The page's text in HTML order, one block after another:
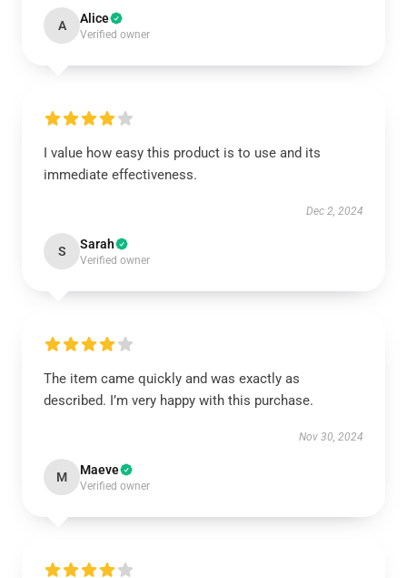
A Alice
Verified owner
I value how easy this product is to use and its
immediate effectiveness.
Dec 2, 2024
S Sarah
Verified owner
The item came quickly and was exactly as
described. I’m very happy with this purchase.
Nov 30, 2024
M Maeve
Verified owner